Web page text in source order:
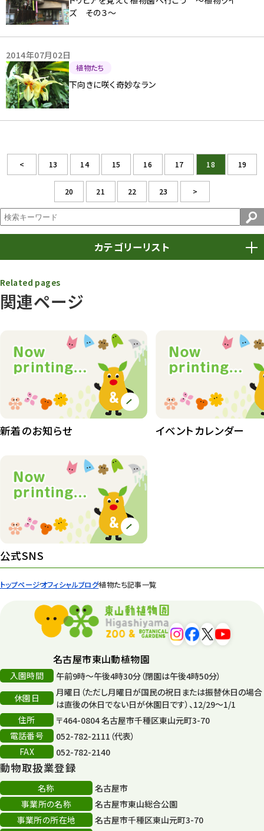
トップページオフィシャルブログ植物たち記事一覧
ズ その３〜
2014年07月02日
植物たち
下向きに咲く奇妙なラン
< 13 14 15 16 17 18 19
20 21 22 23 >
カテゴリーリスト
動物園
動物園その他 117
植物園 510
植物たち 407
植物園長の庭
桜情報
紅葉情報
ズーボ
イベント
平和公園
森のとこやさん
再生
再生フォーラム
80周年
その他
関連ページ
Related pages
新着のお知らせ イベントカレンダー
公式SNS
名古屋市東山動植物園
入園時間
午前9時～午後4時30分（閉園は午後4時50分）
休園日
月曜日（ただし月曜日が国民の祝日または振替休日の場合
は直後の休日でない日が休園日です）、12/29～1/1
住所
〒464-0804 名古屋市千種区東山元町3-70
電話番号
052-782-2111（代表）
FAX
052-782-2140
動物取扱業登録
名称
名古屋市
事業所の名称
名古屋市東山総合公園
事業所の所在地
名古屋市千種区東山元町3-70